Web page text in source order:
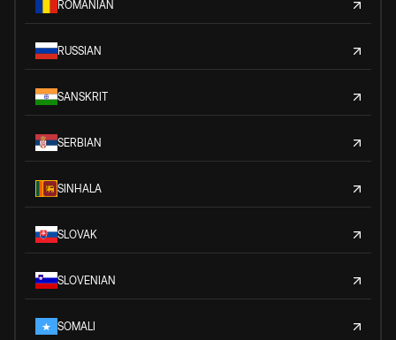
ROMANIAN
RUSSIAN
SANSKRIT
SERBIAN
SINHALA
SLOVAK
SLOVENIAN
SOMALI